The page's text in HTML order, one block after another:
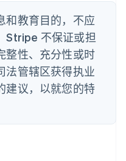
和教育目的，不应
Stripe 不保证或担
整性、充分性或时
法管辖区获得执业
建议，以就您的特